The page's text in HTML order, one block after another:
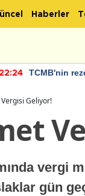
Haberler
22:24
TCMB'nin
Geliyor!
vergi
gün